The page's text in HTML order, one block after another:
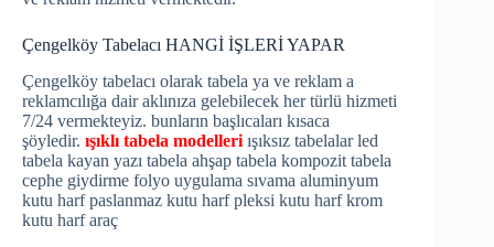
Çengelköy Tabelacı HANGİ İŞLERİ YAPAR
Çengelköy tabelacı olarak tabela ya ve reklam a
reklamcılığa dair aklınıza gelebilecek her türlü hizmeti
7/24 vermekteyiz. bunların başlıcaları kısaca
şöyledir. ışıklı tabela modelleri ışıksız tabelalar led
tabela kayan yazı tabela ahşap tabela kompozit tabela
cephe giydirme folyo uygulama sıvama aluminyum
kutu harf paslanmaz kutu harf pleksi kutu harf krom
kutu harf araç